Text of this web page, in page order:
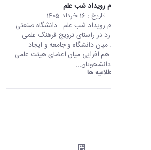
اطلاعیه ثبت نام رویداد شب علم
- تاریخ : 16 خرداد 1405
اطلاعیه ثبت نام رویداد شب علم دانشگاه صنعتی
اراک در نظر دارد در راستای ترویج فرهنگ علمی
گسترش ارتباط میان دانشگاه و جامعه و ایجاد
فضای تعامل و هم افزایی میان اعضای هیئت علمی
پژوهشگران و دانشجویان...
اطلاعیه ها